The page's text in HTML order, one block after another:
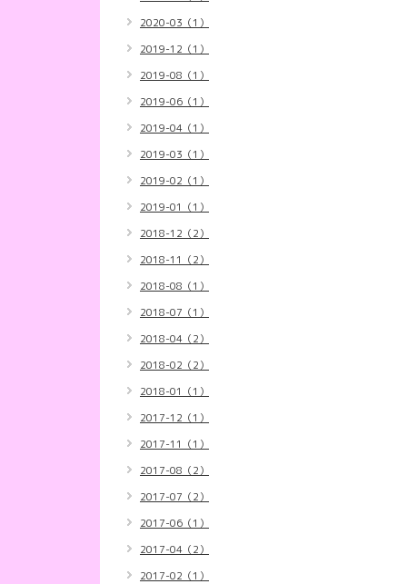
2020-03（1）
2019-12（1）
2019-08（1）
2019-06（1）
2019-04（1）
2019-03（1）
2019-02（1）
2019-01（1）
2018-12（2）
2018-11（2）
2018-08（1）
2018-07（1）
2018-04（2）
2018-02（2）
2018-01（1）
2017-12（1）
2017-11（1）
2017-08（2）
2017-07（2）
2017-06（1）
2017-04（2）
2017-02（1）